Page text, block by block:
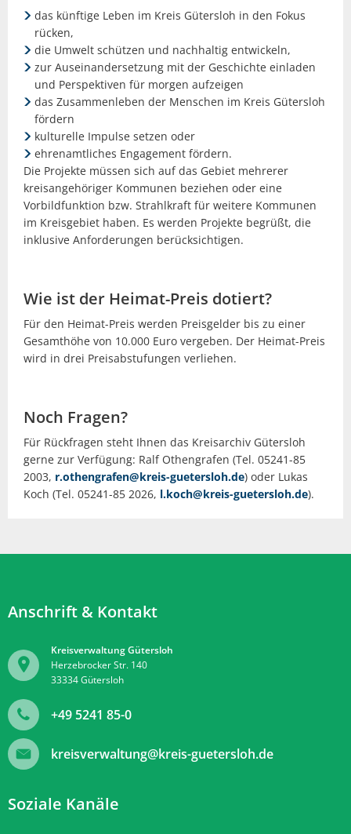
das künftige Leben im Kreis Gütersloh in den Fokus
rücken,
die Umwelt schützen und nachhaltig entwickeln,
zur Auseinandersetzung mit der Geschichte einladen
und Perspektiven für morgen aufzeigen
das Zusammenleben der Menschen im Kreis Gütersloh
fördern
kulturelle Impulse setzen oder
ehrenamtliches Engagement fördern.
Die Projekte müssen sich auf das Gebiet mehrerer
kreisangehöriger Kommunen beziehen oder eine
Vorbildfunktion bzw. Strahlkraft für weitere Kommunen
im Kreisgebiet haben. Es werden Projekte begrüßt, die
inklusive Anforderungen berücksichtigen.
Wie ist der Heimat-Preis dotiert?
Für den Heimat-Preis werden Preisgelder bis zu einer
Gesamthöhe von 10.000 Euro vergeben. Der Heimat-Preis
wird in drei Preisabstufungen verliehen.
Noch Fragen?
Für Rückfragen steht Ihnen das Kreisarchiv Gütersloh
gerne zur Verfügung: Ralf Othengrafen (Tel. 05241-85
2003, r.othengrafen@kreis-guetersloh.de) oder Lukas
Koch (Tel. 05241-85 2026, l.koch@kreis-guetersloh.de).
Anschrift & Kontakt
Kreisverwaltung Gütersloh
Herzebrocker Str. 140
33334Gütersloh
+49 5241 85-0
kreisverwaltung@kreis-guetersloh.de
Soziale Kanäle